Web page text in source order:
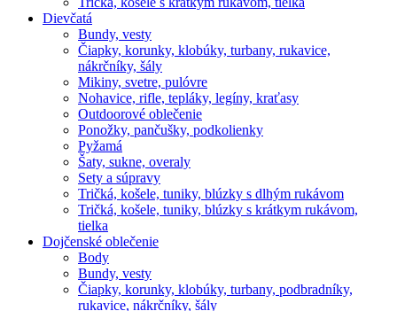
Dievčatá
Bundy, vesty
Čiapky, korunky, klobúky, turbany, rukavice,
nákrčníky, šály
Mikiny, svetre, pulóvre
Nohavice, rifle, tepláky, legíny, kraťasy
Outdoorové oblečenie
Ponožky, pančušky, podkolienky
Pyžamá
Šaty, sukne, overaly
Sety a súpravy
Tričká, košele, tuniky, blúzky s dlhým rukávom
Tričká, košele, tuniky, blúzky s krátkym rukávom,
tielka
Dojčenské oblečenie
Body
Bundy, vesty
Čiapky, korunky, klobúky, turbany, podbradníky,
rukavice, nákrčníky, šály